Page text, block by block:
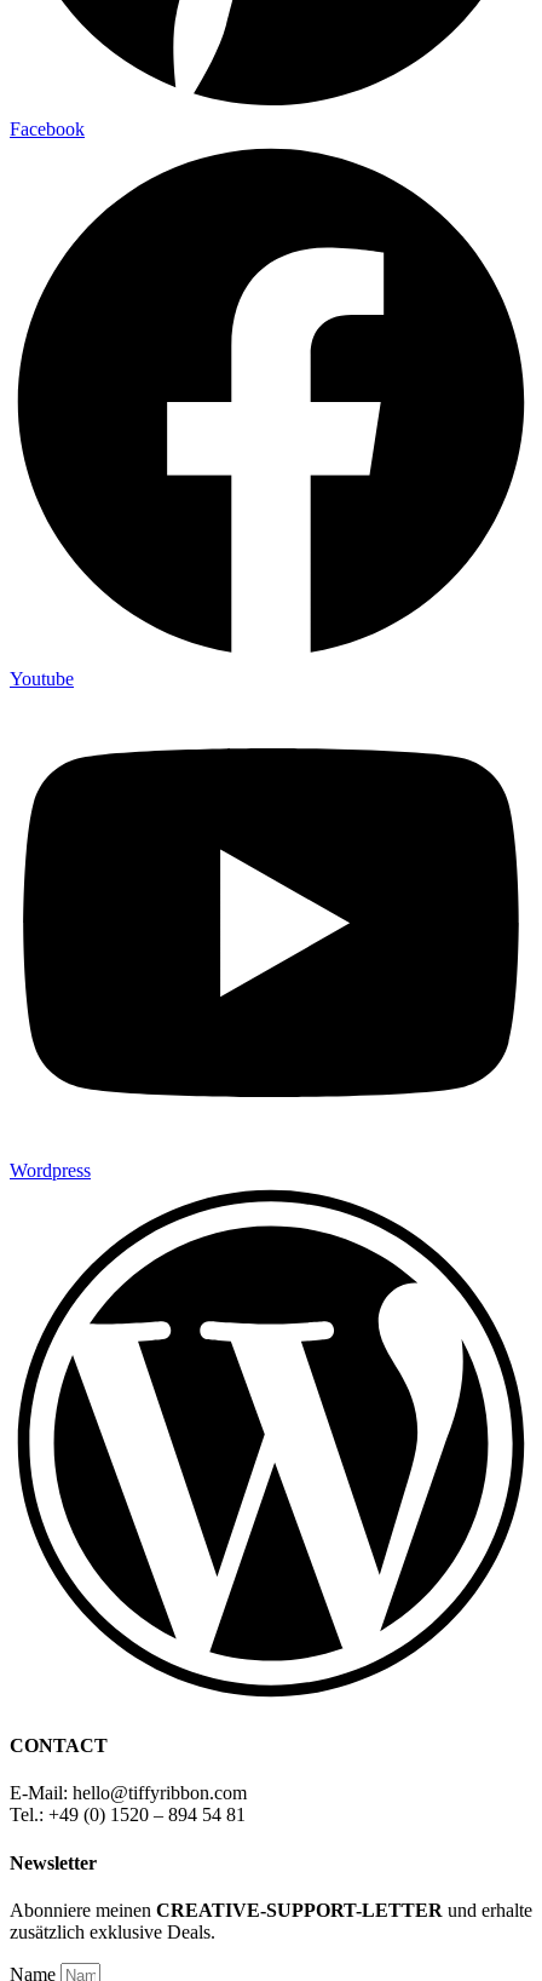
Facebook
Youtube
Wordpress
CONTACT
E-Mail: hello@tiffyribbon.com
Tel.: +49 (0) 1520 – 894 54 81
Newsletter
Abonniere meinen CREATIVE-SUPPORT-LETTER und erhalte
zusätzlich exklusive Deals.
Name